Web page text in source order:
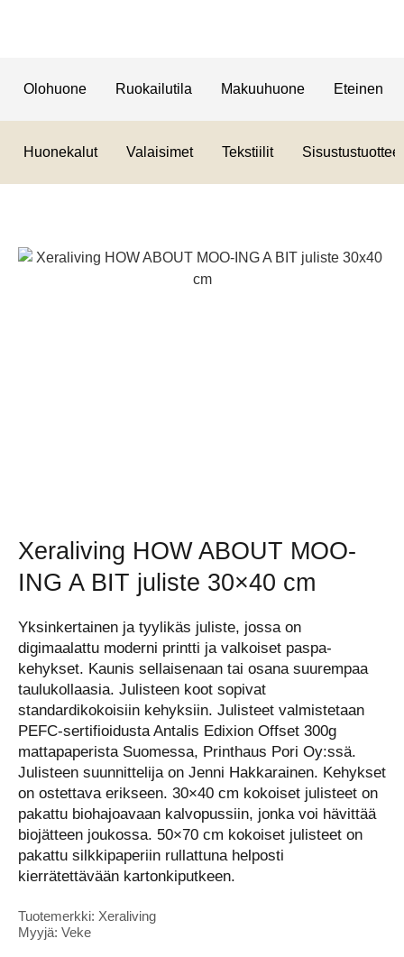
Olohuone Ruokailutila Makuuhuone Eteinen
Huonekalut Valaisimet Tekstiilit Sisustustuotteet
Xeraliving HOW ABOUT MOO-
ING A BIT juliste 30×40 cm
Yksinkertainen ja tyylikäs juliste, jossa on
digimaalattu moderni printti ja valkoiset paspa-
kehykset. Kaunis sellaisenaan tai osana suurempaa
taulukollaasia. Julisteen koot sopivat
standardikokoisiin kehyksiin. Julisteet valmistetaan
PEFC-sertifioidusta Antalis Edixion Offset 300g
mattapaperista Suomessa, Printhaus Pori Oy:ssä.
Julisteen suunnittelija on Jenni Hakkarainen. Kehykset
on ostettava erikseen. 30×40 cm kokoiset julisteet on
pakattu biohajoavaan kalvopussiin, jonka voi hävittää
biojätteen joukossa. 50×70 cm kokoiset julisteet on
pakattu silkkipaperiin rullattuna helposti
kierrätettävään kartonkiputkeen.
Tuotemerkki: Xeraliving
Myyjä: Veke